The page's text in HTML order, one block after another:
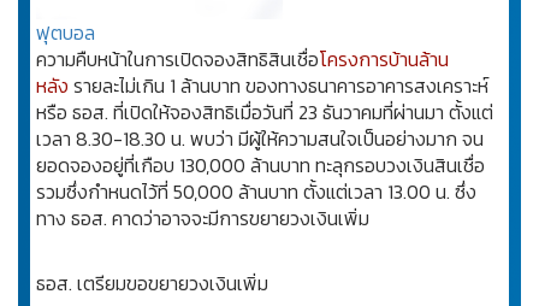
ฟุตบอล
ความคืบหน้าในการเปิดจองสิทธิสินเชื่อโครงการบ้านล้าน
หลัง รายละไม่เกิน 1 ล้านบาท ของทางธนาคารอาคารสงเคราะห์
หรือ ธอส. ที่เปิดให้จองสิทธิเมื่อวันที่ 23 ธันวาคมที่ผ่านมา ตั้งแต่
เวลา 8.30-18.30 น. พบว่า มีผู้ให้ความสนใจเป็นอย่างมาก จน
ยอดจองอยู่ที่เกือบ 130,000 ล้านบาท ทะลุกรอบวงเงินสินเชื่อ
รวมซึ่งกำหนดไว้ที่ 50,000 ล้านบาท ตั้งแต่เวลา 13.00 น. ซึ่ง
ทาง ธอส. คาดว่าอาจจะมีการขยายวงเงินเพิ่ม
ธอส. เตรียมขอขยายวงเงินเพิ่ม